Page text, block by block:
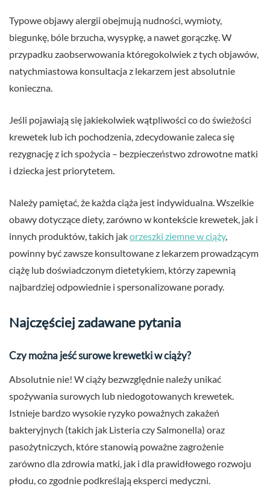
Typowe objawy alergii obejmują nudności, wymioty,
biegunkę, bóle brzucha, wysypkę, a nawet gorączkę. W
przypadku zaobserwowania któregokolwiek z tych objawów,
natychmiastowa konsultacja z lekarzem jest absolutnie
konieczna.
Jeśli pojawiają się jakiekolwiek wątpliwości co do świeżości
krewetek lub ich pochodzenia, zdecydowanie zaleca się
rezygnację z ich spożycia – bezpieczeństwo zdrowotne matki
i dziecka jest priorytetem.
Należy pamiętać, że każda ciąża jest indywidualna. Wszelkie
obawy dotyczące diety, zarówno w kontekście krewetek, jak i
innych produktów, takich jakorzeszki ziemne w ciąży,
powinny być zawsze konsultowane z lekarzem prowadzącym
ciążę lub doświadczonym dietetykiem, którzy zapewnią
najbardziej odpowiednie i spersonalizowane porady.
Najczęściej zadawane pytania
Czy można jeść surowe krewetki w ciąży?
Absolutnie nie! W ciąży bezwzględnie należy unikać
spożywania surowych lub niedogotowanych krewetek.
Istnieje bardzo wysokie ryzyko poważnych zakażeń
bakteryjnych (takich jak Listeria czy Salmonella) oraz
pasożytniczych, które stanowią poważne zagrożenie
zarówno dla zdrowia matki, jak i dla prawidłowego rozwoju
płodu, co zgodnie podkreślają eksperci medyczni.